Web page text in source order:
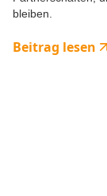
bleiben.
Beitrag lesen